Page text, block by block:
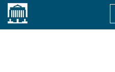
Accueil